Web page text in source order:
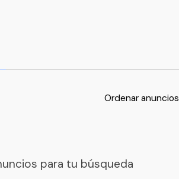
Ordenar anuncios
para tu búsqueda